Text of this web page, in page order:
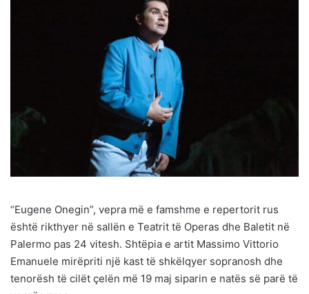
“Eugene Onegin”, vepra më e famshme e repertorit rus
është rikthyer në sallën e Teatrit të Operas dhe Baletit në
Palermo pas 24 vitesh. Shtëpia e artit Massimo Vittorio
Emanuele mirëpriti një kast të shkëlqyer sopranosh dhe
tenorësh të cilët çelën më 19 maj siparin e natës së parë të